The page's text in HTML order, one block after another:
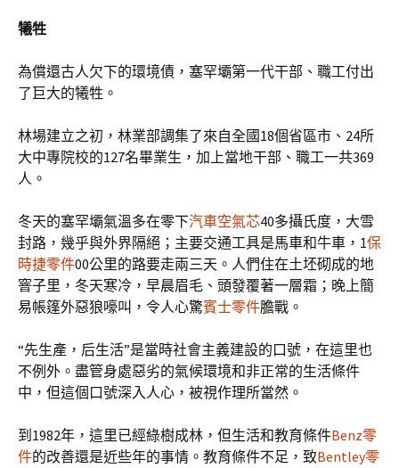
犧牲
為償還古人欠下的環境債，塞罕壩第一代干部、職工付出
了巨大的犧牲。
林場建立之初，林業部調集了來自全國18個省區市、24所
大中專院校的127名畢業生，加上當地干部、職工一共369
人。
冬天的塞罕壩氣溫多在零下汽車空氣芯40多攝氏度，大雪
封路，幾乎與外界隔絕；主要交通工具是馬車和牛車，1保
時捷零件00公里的路要走兩三天。人們住在土坯砌成的地
窨子里，冬天寒冷，早晨眉毛、頭發覆著一層霜；晚上簡
易帳篷外惡狼嚎叫，令人心驚賓士零件膽戰。
“先生產，后生活”是當時社會主義建設的口號，在這里也
不例外。盡管身處惡劣的氣候環境和非正常的生活條件
中，但這個口號深入人心，被視作理所當然。
到1982年，這里已經綠樹成林，但生活和教育條件Benz零
件的改善還是近些年的事情。教育條件不足，致Bentley零